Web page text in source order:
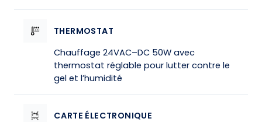
THERMOSTAT
Chauffage 24VAC–DC 50W avec
thermostat réglable pour lutter contre le
gel et l’humidité
CARTE ÉLECTRONIQUE